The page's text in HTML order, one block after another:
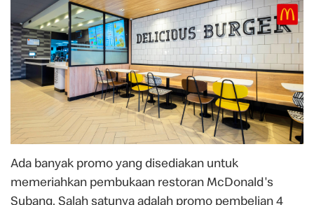
Ada banyak promo yang disediakan untuk
memeriahkan pembukaan restoran McDonald's
Subang. Salah satunya adalah promo pembelian 4